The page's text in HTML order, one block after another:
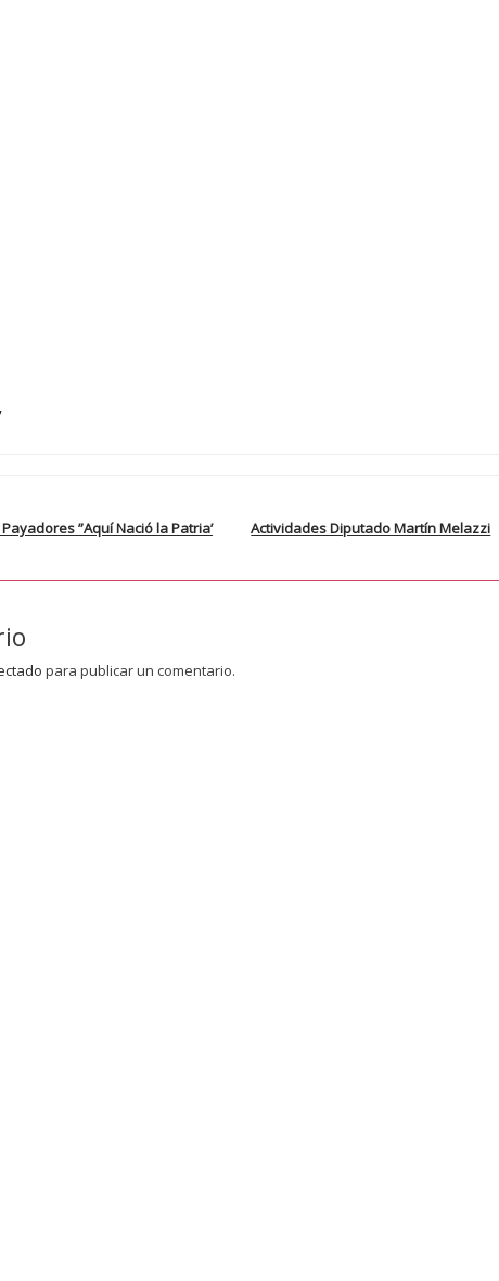
”Aquí Nació la Patria’ Actividades Diputado Martín Melazzi
para publicar un comentario.